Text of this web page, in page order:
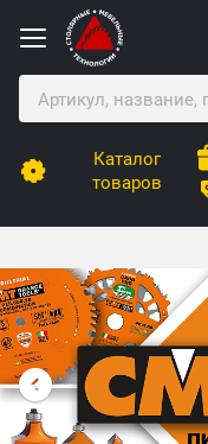
Каталог
товаров
Столярные